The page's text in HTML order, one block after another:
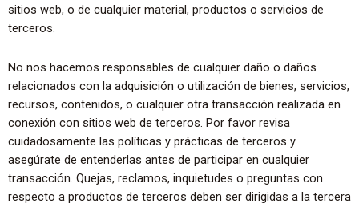
sitios web, o de cualquier material, productos o servicios de
terceros.
No nos hacemos responsables de cualquier daño o daños
relacionados con la adquisición o utilización de bienes, servicios,
recursos, contenidos, o cualquier otra transacción realizada en
conexión con sitios web de terceros. Por favor revisa
cuidadosamente las políticas y prácticas de terceros y
asegúrate de entenderlas antes de participar en cualquier
transacción. Quejas, reclamos, inquietudes o preguntas con
respecto a productos de terceros deben ser dirigidas a la tercera